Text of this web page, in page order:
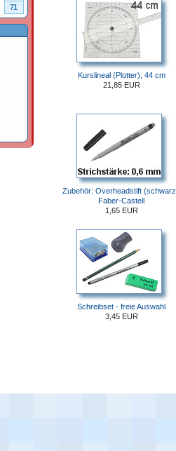
Kurslineal (Plotter), 44 cm
21,85 EUR
Zubehör: Overheadstift
Faber-Castell
1,65 EUR
Schreibset - freie Auswahl
3,45 EUR
71